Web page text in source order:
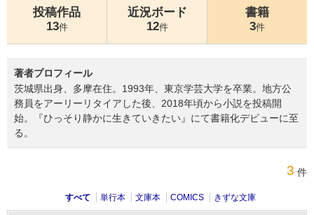
投稿作品
13件
近況ボード
12件
書籍
3件
著者プロフィール
茨城県出身、多摩在住。1993年、東京学芸大学を卒業。地方公
務員をアーリーリタイアした後、2018年頃から小説を投稿開
始。『ひっそり静かに生きていきたい』にて書籍化デビューに至
る。
3 件
すべて 単行本 文庫本 COMICS きずな文庫